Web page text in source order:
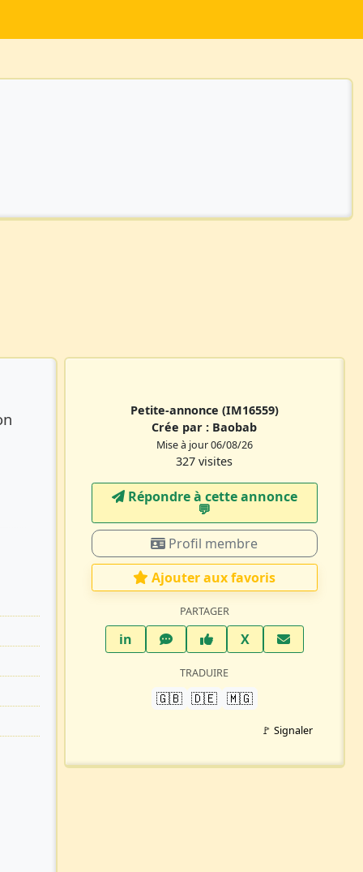
Petite-annonce (IM16559)
Crée par : Baobab
Mise à jour 06/08/26
327 visites
Répondre à cette annonce
💬​
Profil membre
Ajouter aux favoris
PARTAGER
inLinkedInWhatsAppFacebook
XTwitter X
TRADUIRE
🇬🇧 🇩🇪 🇲🇬
🚩 Signaler